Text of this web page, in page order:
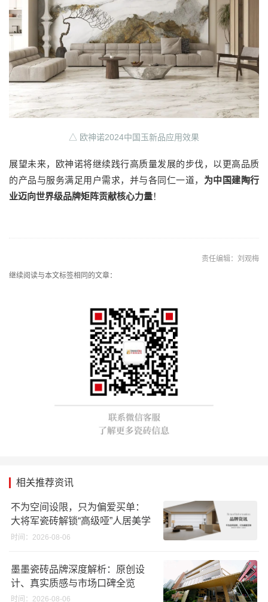
△ 欧神诺2024中国玉新品应用效果
展望未来，欧神诺将继续践行高质量发展的步伐，以更高品质
的产品与服务满足用户需求，并与各同仁一道， 为中国建陶行
业迈向世界级品牌矩阵贡献核心力量！
责任编辑：刘观梅
继续阅读与本文标签相同的文章：
相关推荐资讯
不为空间设限，只为偏爱买单：
大将军瓷砖解锁“高级哑”人居美学
时间：2026-08-06
墨墨瓷砖品牌深度解析：原创设
计、真实质感与市场口碑全览
时间：2026-08-06